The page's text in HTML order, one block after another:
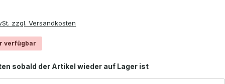
zzgl. Versandkosten
verfügbar
sobald der Artikel wieder auf Lager ist